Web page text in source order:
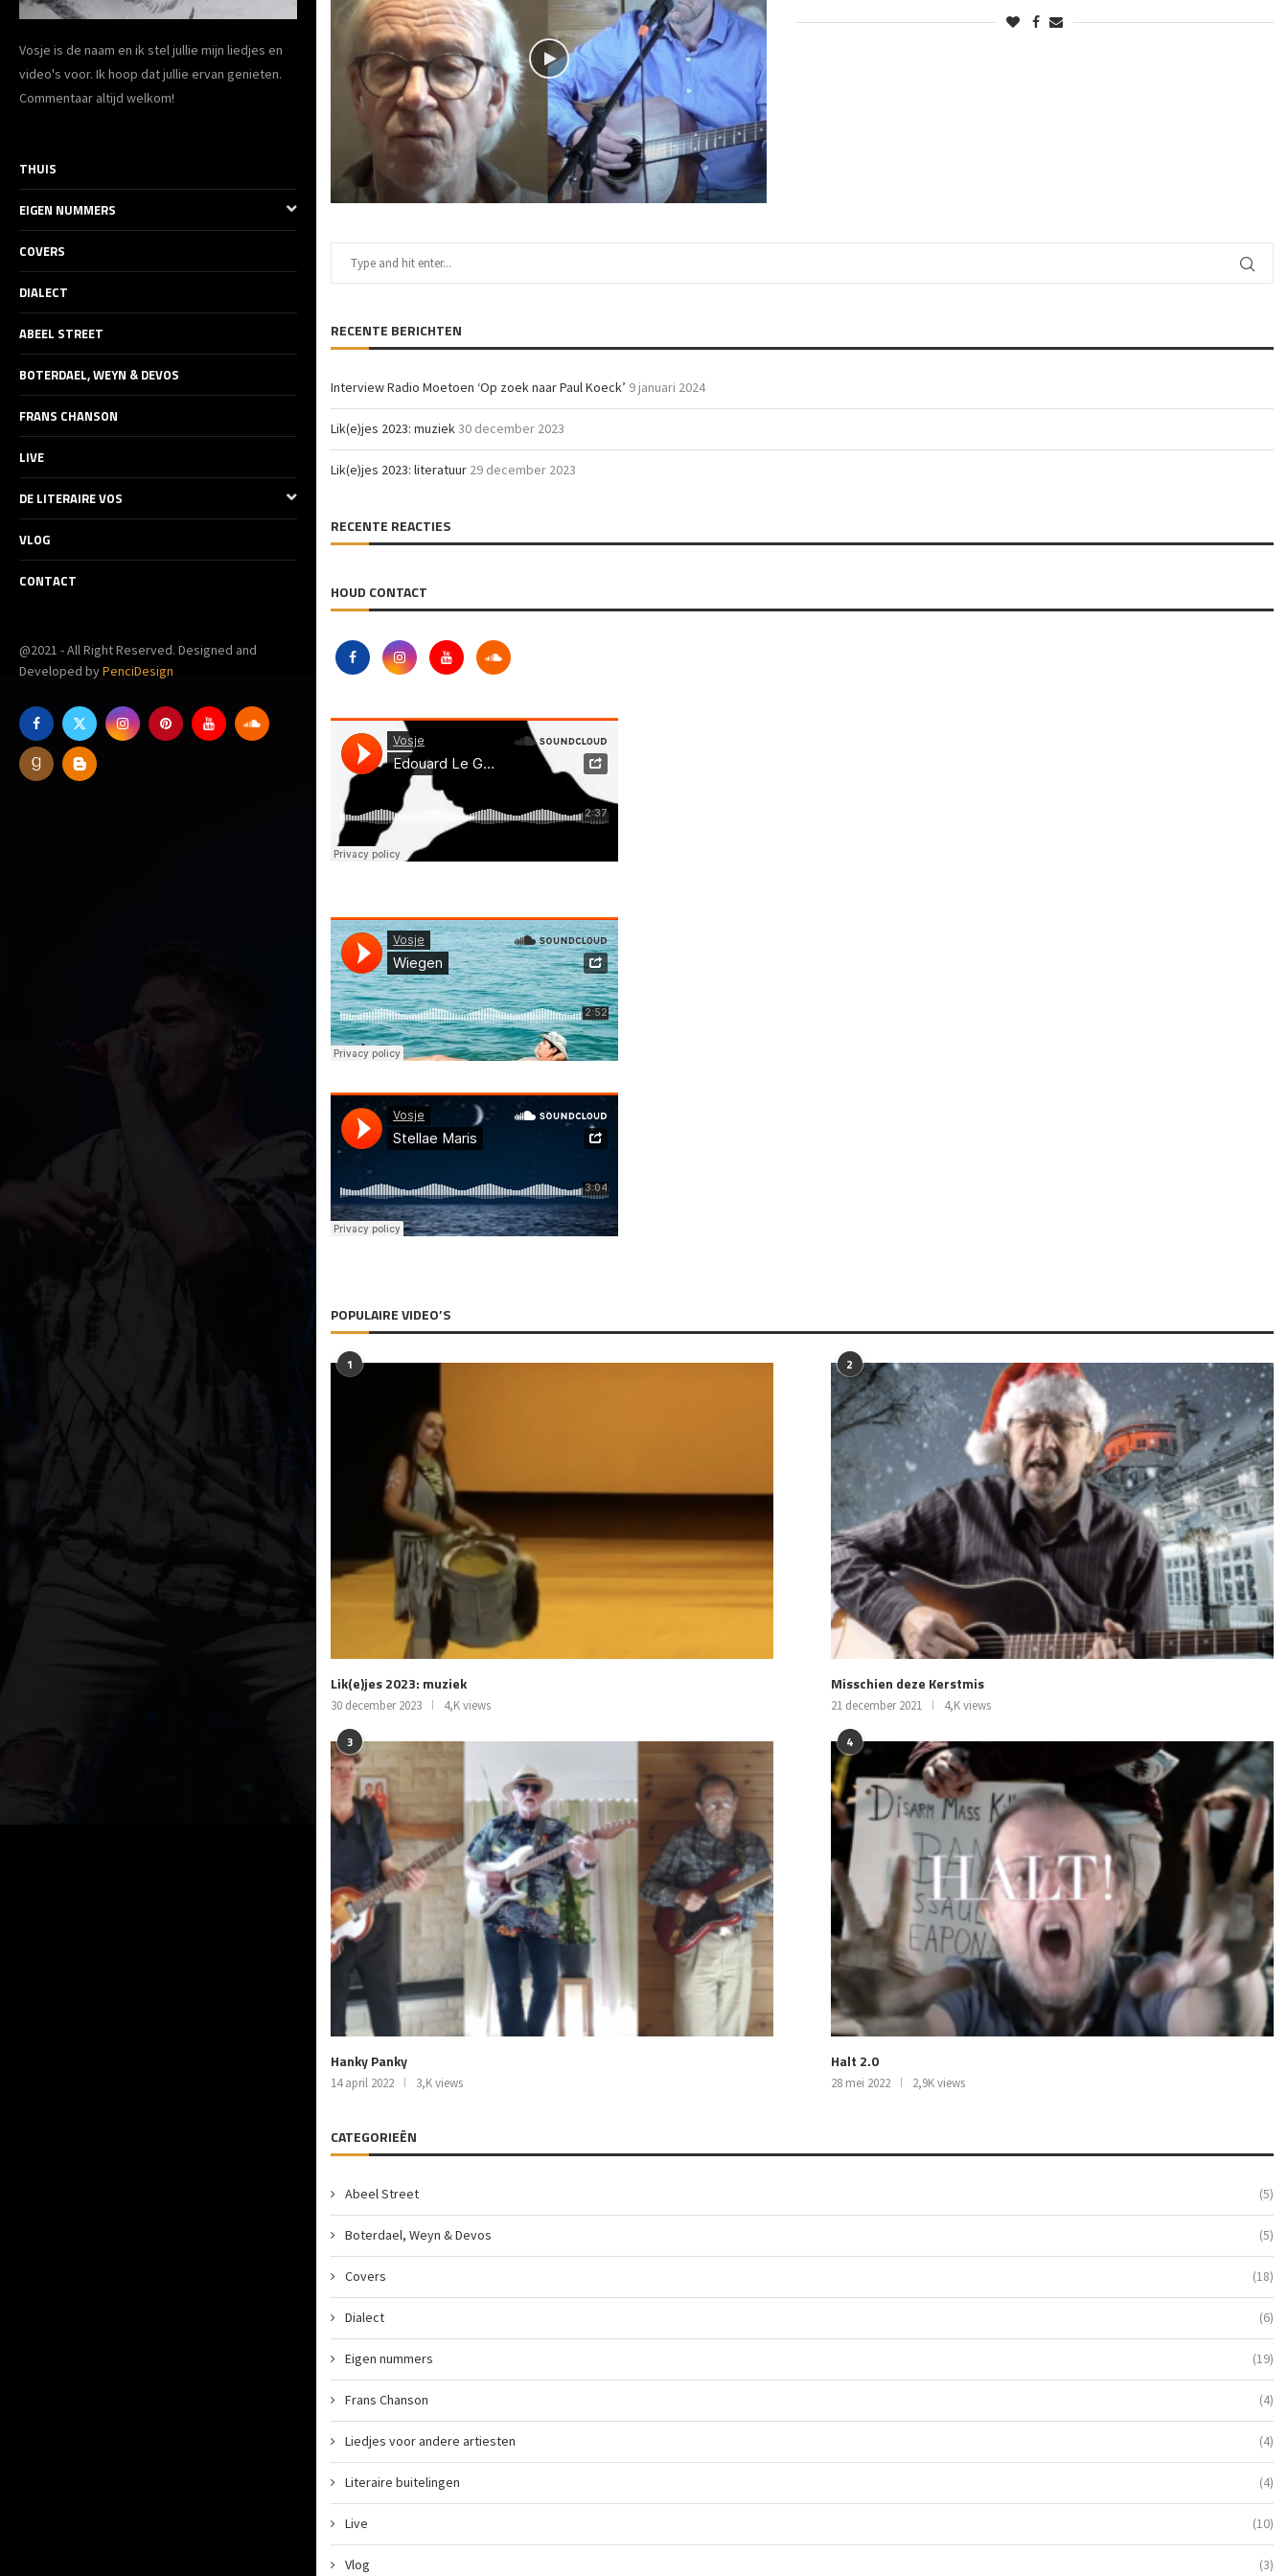
Vosje is de naam en ik stel jullie mijn liedjes en
video's voor. Ik hoop dat jullie ervan genieten.
Commentaar altijd welkom!
THUIS
EIGEN NUMMERS
COVERS
DIALECT
ABEEL STREET
BOTERDAEL, WEYN & DEVOS
FRANS CHANSON
LIVE
DE LITERAIRE VOS
VLOG
CONTACT
@2021 - All Right Reserved. Designed and
Developed byPenciDesign
RECENTE BERICHTEN
Interview Radio Moetoen ‘Op zoek naar Paul Koeck’ 9 januari 2024
Lik(e)jes 2023: muziek30 december 2023
Lik(e)jes 2023: literatuur 29 december 2023
RECENTE REACTIES
HOUD CONTACT
POPULAIRE VIDEO’S
1
Lik(e)jes 2023: muziek
30 december 2023 4,K views
2
Misschien deze Kerstmis
21 december 2021 4,K views
3
Hanky Panky
14 april 2022 3,K views
4
Halt 2.0
28 mei 2022 2,9K views
CATEGORIEËN
Abeel Street (5)
Boterdael, Weyn & Devos (5)
Covers (18)
Dialect (6)
Eigen nummers (19)
Frans Chanson (4)
Liedjes voor andere artiesten (4)
Literaire buitelingen (4)
Live (10)
Vlog (3)